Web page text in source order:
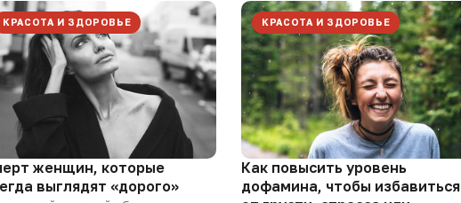
КРАСОТА И ЗДОРОВЬЕ
женщин, которые
выглядят «дорого»
КРАСОТА И ЗДОРОВЬЕ
Как повысить уровень
дофамина, чтобы избавиться